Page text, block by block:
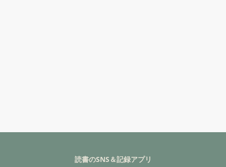
読書のSNS＆記録アプリ